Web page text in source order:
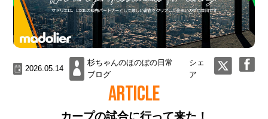
2026.05.14
杉ちゃんのほのぼの日常
ブログ
シェ
ア
ARTICLE
カープの試合に行って来た！